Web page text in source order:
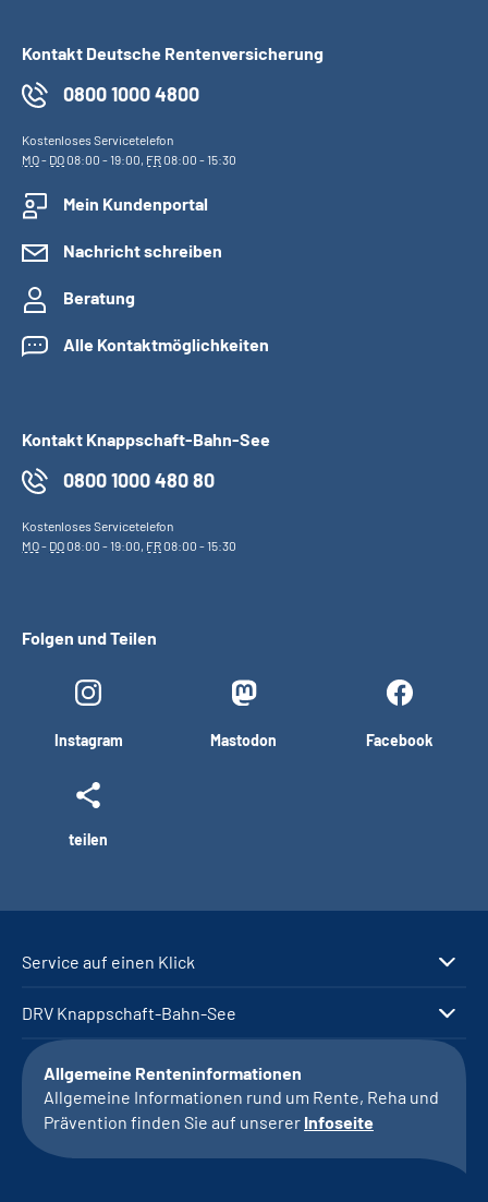
Kontakt Deutsche Rentenversicherung
0800 1000 4800
Kostenloses Servicetelefon
MO- DO08:00 - 19:00, FR08:00 - 15:30
Mein Kundenportal
Nachricht schreiben
Beratung
Alle Kontaktmöglichkeiten
Kontakt Knappschaft-Bahn-See
0800 1000 480 80
Kostenloses Servicetelefon
MO- DO08:00 - 19:00, FR08:00 - 15:30
Folgen und Teilen
Instagram Mastodon Facebook
teilen
Service auf einen Klick
DRV Knappschaft-Bahn-See
Allgemeine Renteninformationen
Allgemeine Informationen rund um Rente, Reha und
Prävention finden Sie auf unserer Infoseite